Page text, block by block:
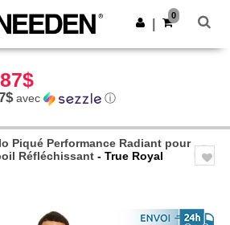
l’app !
Obtenir l'appli
0
avec ⓘ
Piqué Performance Radiant pour
Réfléchissant - True Royal